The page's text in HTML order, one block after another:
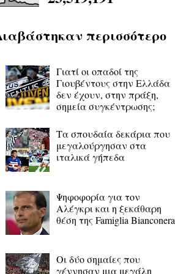
περισσότερο
Γιατί οι οπαδοί της
Γιουβέντους στην Ελλάδα
δεν έχουν, στην πράξη,
σημεία συγκέντρωσης;
Τα σπουδαία δεκάρια που
μεγαλούργησαν στα
ιταλικά γήπεδα
Ψηφοφορία για τον
Αλέγκρι και η ξεκάθαρη
θέση της Famiglia Bianconera
Οι δύο σημαίες που
γέννησαν μια μεγάλη